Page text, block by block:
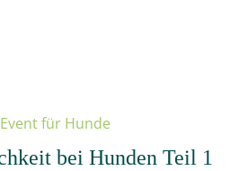
bei Hunden Teil 1